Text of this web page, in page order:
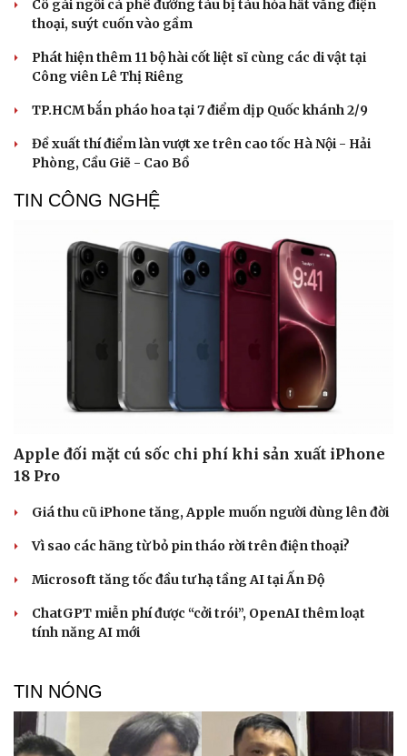
Cô gái ngồi cà phê đường tàu bị tàu hỏa hất văng điện
thoại, suýt cuốn vào gầm
Phát hiện thêm 11 bộ hài cốt liệt sĩ cùng các di vật tại
Công viên Lê Thị Riêng
TP.HCM bắn pháo hoa tại 7 điểm dịp Quốc khánh 2/9
Đề xuất thí điểm làn vượt xe trên cao tốc Hà Nội - Hải
Phòng, Cầu Giẽ - Cao Bồ
TIN CÔNG NGHỆ
Apple đối mặt cú sốc chi phí khi sản xuất iPhone
18 Pro
Giá thu cũ iPhone tăng, Apple muốn người dùng lên đời
Vì sao các hãng từ bỏ pin tháo rời trên điện thoại?
Microsoft tăng tốc đầu tư hạ tầng AI tại Ấn Độ
ChatGPT miễn phí được “cởi trói”, OpenAI thêm loạt
tính năng AI mới
TIN NÓNG